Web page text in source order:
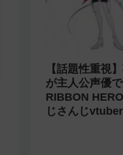
【賛否両論】
の朝晴高校に
くるがライバ
チに→ルールが
転生が可能に